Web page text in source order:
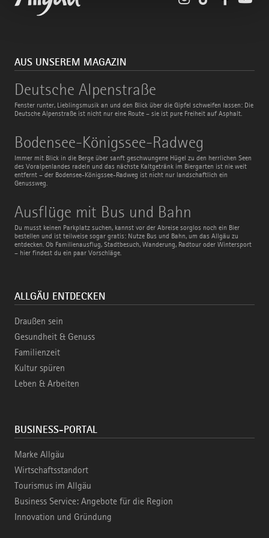
AUS UNSEREM MAGAZIN
Deutsche Alpenstraße
Fenster runter, Lieblingsmusik an und den Blick über die Gipfel schweifen lassen: Die
Deutsche Alpenstraße ist nicht nur eine Route – sie ist pure Freiheit auf Asphalt.
Deutsche
Alpenstraße
Bodensee-Königssee-Radweg
Immer mit Blick in die Berge über sanft geschwungene Hügel zu den herrlichen Seen
des Voralpenlandes radeln und das nächste Kaltgetränk im Biergarten ist nie weit
entfernt – der Bodensee-Königssee-Radweg ist nicht nur landschaftlich ein
Genussweg.
Bodensee-
Königssee-
Radweg
Ausflüge mit Bus und Bahn
Du musst keinen Parkplatz suchen, kannst vor der Abreise sorglos noch ein Bier
bestellen und ist teilweise sogar gratis: Nutze Bus und Bahn, um das Allgäu zu
entdecken. Ob Familienausflug, Stadtbesuch, Wanderung, Radtour oder Wintersport
– hier findest du ein paar Vorschläge.
Ausflüge
mit
Bus
und
Bahn
ALLGÄU ENTDECKEN
Draußen sein
Gesundheit & Genuss
Familienzeit
Kultur spüren
Leben & Arbeiten
BUSINESS-PORTAL
Marke Allgäu
Wirtschaftsstandort
Tourismus im Allgäu
Business Service: Angebote für die Region
Innovation und Gründung